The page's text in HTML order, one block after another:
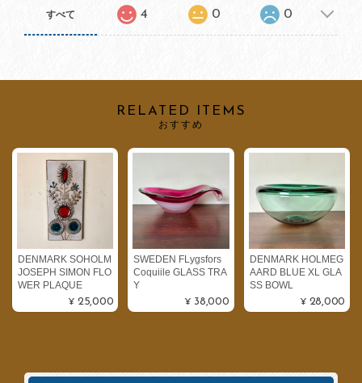
すべて 4 0 0
RELATED ITEMS
おすすめ
DENMARK SOHOLM
JOSEPH SIMON FLO
WER PLAQUE
¥25,000
SWEDEN FLygsfors
Coquiile GLASS TRA
Y
¥38,000
DENMARK HOLMEG
AARD BLUE XL GLA
SS BOWL
¥28,000